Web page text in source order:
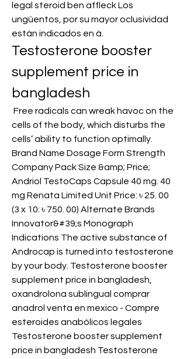
legal steroid ben affleck Los
ungüentos, por su mayor oclusividad
están indicados en á.
Testosterone booster
supplement price in
bangladesh
cells of the body, which disturbs the
cells’ ability to function optimally.
Brand Name Dosage Form Strength
Company Pack Size &amp; Price;
Andriol TestoCaps Capsule 40 mg. 40
mg Renata Limited Unit Price: ৳ 25. 00
(3 x 10: ৳ 750. 00) Alternate Brands
Innovator&#39;s Monograph
Indications The active substance of
Androcap is turned into testosterone
by your body. Testosterone booster
supplement price in bangladesh,
oxandrolona sublingual comprar
anadrol venta en mexico - Compre
esteroides anabólicos legales
Testosterone booster supplement
price in bangladesh Testosterone